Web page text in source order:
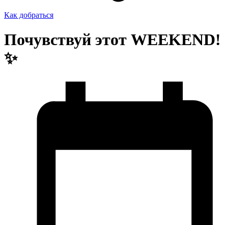
Как добраться
Почувствуй этот WEEKEND!
✨